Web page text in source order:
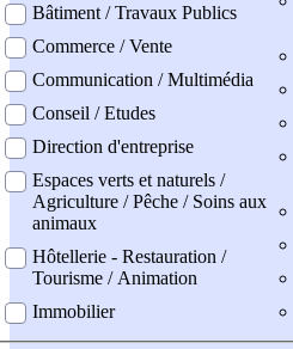
Bâtiment / Travaux Publics
Commerce / Vente
Communication / Multimédia
Conseil / Etudes
Direction d'entreprise
Espaces verts et naturels /
Agriculture / Pêche / Soins aux
animaux
Hôtellerie - Restauration /
Tourisme / Animation
Immobilier